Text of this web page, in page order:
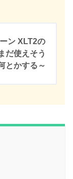
ン XLT2の
だ使えそう
とかする～